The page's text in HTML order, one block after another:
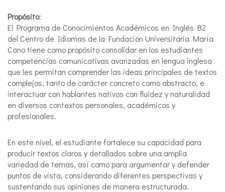
Propósito:
El Programa de Conocimientos Académicos en Inglés B2
del Centro de Idiomas de la Fundación Universitaria María
Cano tiene como propósito consolidar en los estudiantes
competencias comunicativas avanzadas en lengua inglesa
que les permitan comprender las ideas principales de textos
complejos, tanto de carácter concreto como abstracto, e
interactuar con hablantes nativos con fluidez y naturalidad
en diversos contextos personales, académicos y
profesionales.
En este nivel, el estudiante fortalece su capacidad para
producir textos claros y detallados sobre una amplia
variedad de temas, así como para argumentar y defender
puntos de vista, considerando diferentes perspectivas y
sustentando sus opiniones de manera estructurada.